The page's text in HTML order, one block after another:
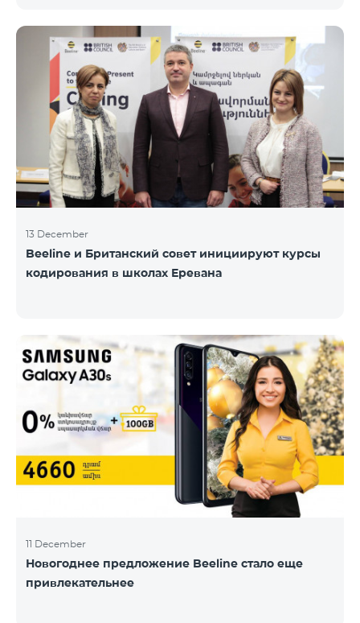
ассоциация» и при содействии Beeline.
Награждение проводится с целью дать оценку
проделанной работе в сфере общественных
связей и коммуникаций, одновременно озвучить
имеющиеся в сфере проблемы, достижения и
вызовы. Армянская PR-ассоциация в течение года
проводила мониторинг происходящих в этой
области событий на основе
13 December
Beeline и Британский совет инициируют курсы
кодирования в школах Еревана
11 December
Новогоднее предложение Beeline стало еще
привлекательнее